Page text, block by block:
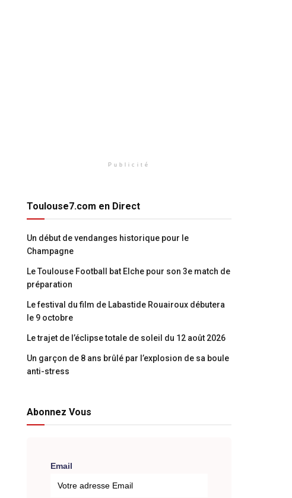
Publicité
Toulouse7.com en Direct
Un début de vendanges historique pour le
Champagne
Le Toulouse Football bat Elche pour son 3e match de
préparation
Le festival du film de Labastide Rouairoux débutera
le 9 octobre
Le trajet de l’éclipse totale de soleil du 12 août 2026
Un garçon de 8 ans brûlé par l’explosion de sa boule
anti-stress
Abonnez Vous
Email